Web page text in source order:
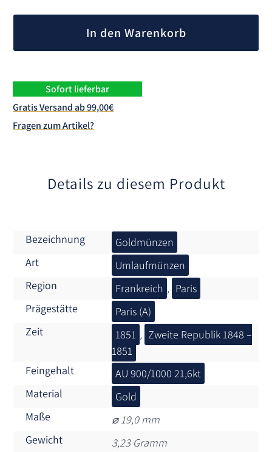
In den Warenkorb
Sofort lieferbar
Gratis Versand ab 99,00€
Fragen zum Artikel?
Details zu diesem Produkt
Bezeichnung
Goldmünzen
Art
Umlaufmünzen
Region
Frankreich , Paris
Prägestätte
Paris (A)
Zeit
1851 , Zweite Republik 1848 –
1851
Feingehalt
AU 900/1000 21,6kt
Material
Gold
Maße
⌀ 19,0 mm
Gewicht
3,23 Gramm